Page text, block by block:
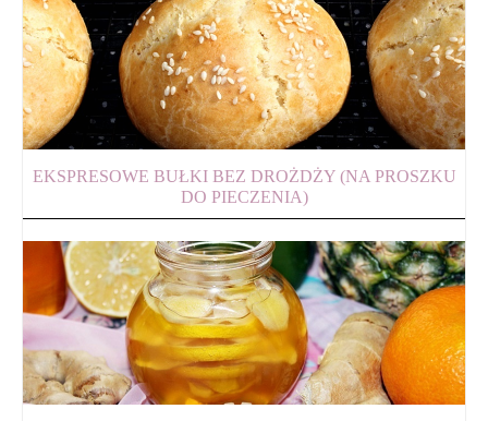
EKSPRESOWE BUŁKI BEZ DROŻDŻY (NA PROSZKU
DO PIECZENIA)